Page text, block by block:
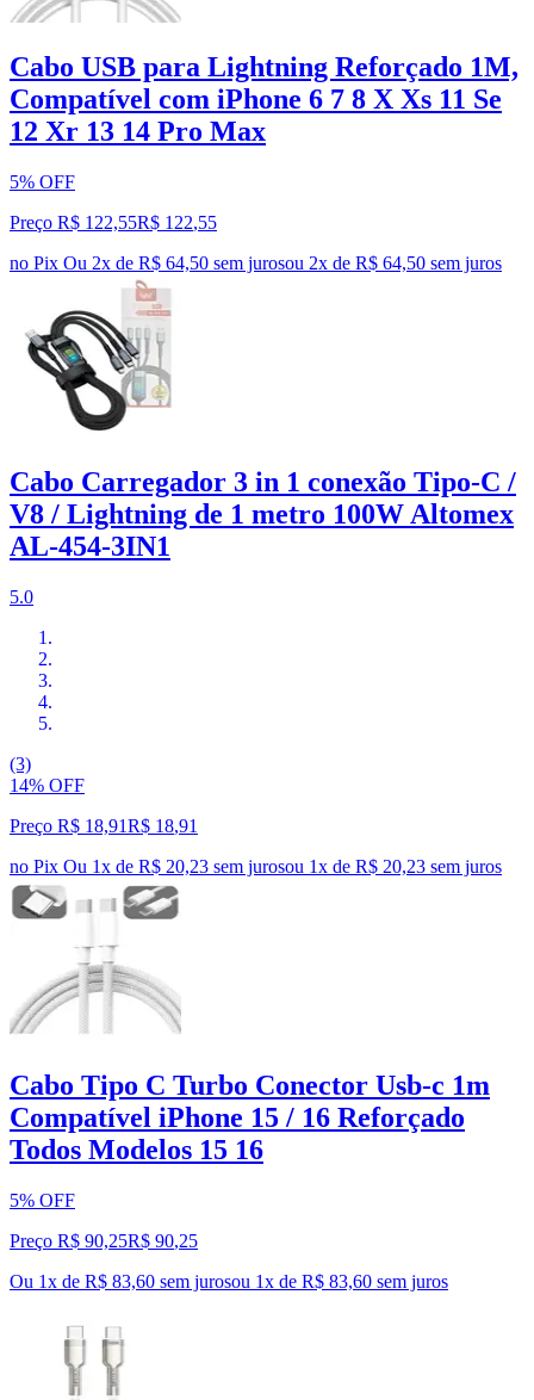
Cabo USB para Lightning Reforçado 1M,
Compatível com iPhone 6 7 8 X Xs 11 Se
12 Xr 13 14 Pro Max
5% OFF
Preço R$ 122,55R$ 122,55
no Pix Ou 2x de R$ 64,50 sem jurosou 2x de R$ 64,50 sem juros
Cabo Carregador 3 in 1 conexão Tipo-C /
V8 / Lightning de 1 metro 100W Altomex
AL-454-3IN1
5.0
(3)
14% OFF
Preço R$ 18,91R$ 18,91
no Pix Ou 1x de R$ 20,23 sem jurosou 1x de R$ 20,23 sem juros
Cabo Tipo C Turbo Conector Usb-c 1m
Compatível iPhone 15 / 16 Reforçado
Todos Modelos 15 16
5% OFF
Preço R$ 90,25R$ 90,25
Ou 1x de R$ 83,60 sem jurosou 1x de R$ 83,60 sem juros